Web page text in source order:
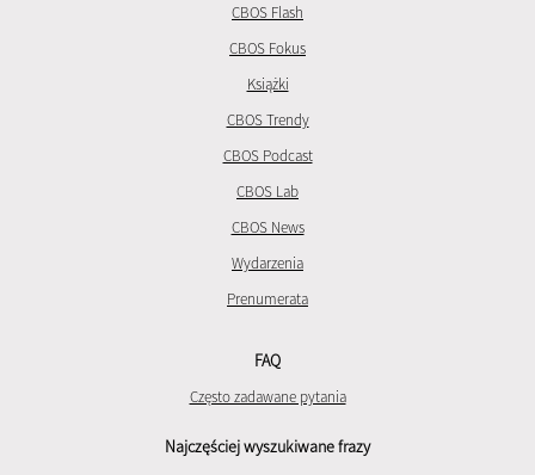
CBOS Flash
CBOS Fokus
Książki
CBOS Trendy
CBOS Podcast
CBOS Lab
CBOS News
Wydarzenia
Prenumerata
FAQ
Często zadawane pytania
Najczęściej wyszukiwane frazy